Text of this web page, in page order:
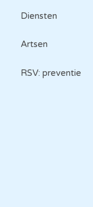
Diensten
Artsen
RSV: preventie